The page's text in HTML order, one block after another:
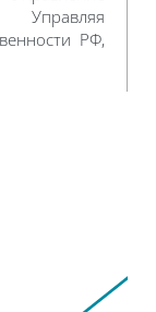
Управляя
РФ,